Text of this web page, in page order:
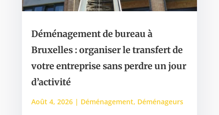
Déménagement de bureau à
Bruxelles : organiser le transfert de
votre entreprise sans perdre un jour
d’activité
Août 4, 2026| Déménagement, Déménageurs